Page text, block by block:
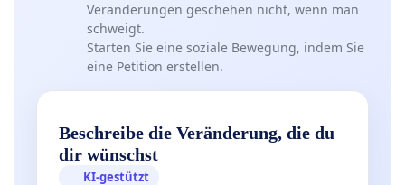
Veränderungen geschehen nicht, wenn man
schweigt.
Starten Sie eine soziale Bewegung, indem Sie
eine Petition erstellen.
Beschreibe die Veränderung, die du
dir wünschst
KI-gestützt